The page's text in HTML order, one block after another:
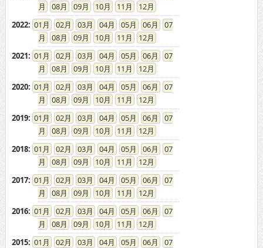
08
09 10 11
12
2022: 01 02 03 04 05 06
07
08
09 10 11
12
2021: 01 02 03 04 05 06
07
08
09 10 11
12
2020: 01 02 03 04 05 06
07
08
09 10 11
12
2019: 01 02 03 04 05 06
07
08
09 10 11
12
2018: 01 02 03 04 05 06
07
08
09 10 11
12
2017: 01 02 03 04 05 06
07
08
09 10 11
12
2016: 01 02 03 04 05 06
07
08
09 10 11
12
2015: 01 02 03 04 05 06
07